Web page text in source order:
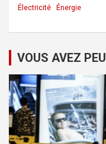
Électricité Énergie
VOUS AVEZ